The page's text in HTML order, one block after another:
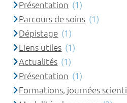
Présentation (1)
Parcours de soins (1)
Dépistage (1)
Liens utiles (1)
Actualités (1)
Présentation (1)
Formations, journées